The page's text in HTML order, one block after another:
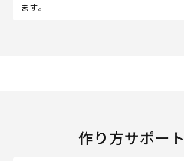
ます。
作り方サポート